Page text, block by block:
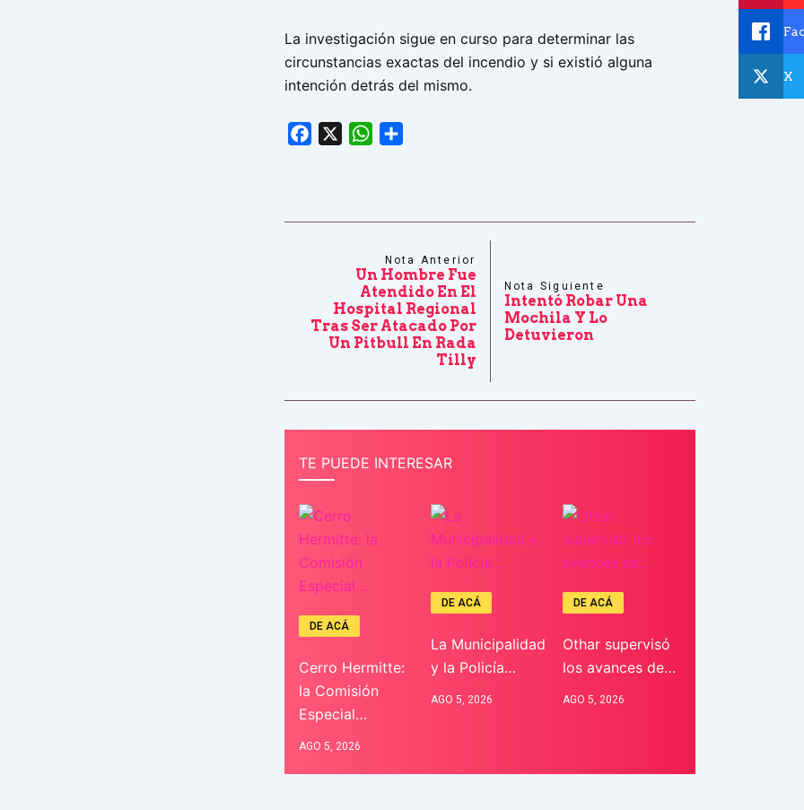
La investigación sigue en curso para determinar las
circunstancias exactas del incendio y si existió alguna
intención detrás del mismo.
Facebook WhatsApp
Nota Anterior
Un Hombre Fue
Atendido En El
Hospital Regional
Tras Ser Atacado Por
Un Pitbull En Rada
Tilly
Nota Siguiente
Intentó Robar Una
Mochila Y Lo
Detuvieron
TE PUEDE INTERESAR
DE ACÁ
Cerro Hermitte:
la Comisión
Especial…
AGO 5, 2026
DE ACÁ
La Municipalidad
y la Policía…
AGO 5, 2026
DE ACÁ
Othar supervisó
los avances de…
AGO 5, 2026
X